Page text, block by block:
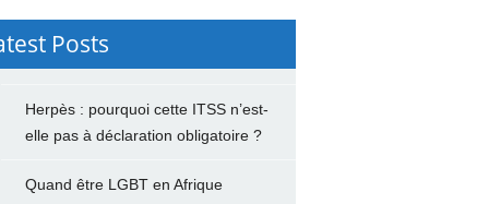
Posts
Herpès : pourquoi cette ITSS n’est-
elle pas à déclaration obligatoire ?
Quand être LGBT en Afrique